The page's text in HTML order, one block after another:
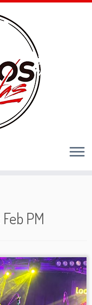
Feb PM